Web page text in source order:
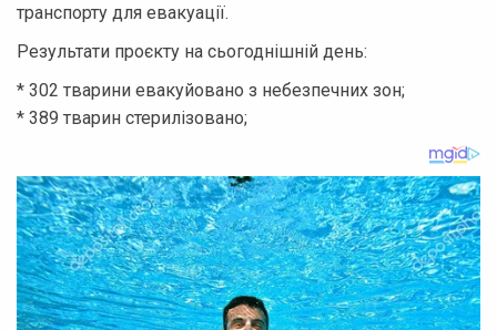
транспорту для евакуації.
Результати проєкту на сьогоднішній день:
* 302 тварини евакуйовано з небезпечних зон;
* 389 тварин стерилізовано;